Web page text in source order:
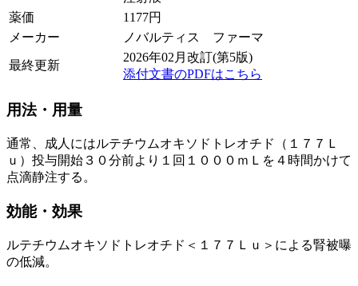
薬価
1177円
メーカー
ノバルティス ファーマ
最終更新
2026年02月改訂(第5版)
添付文書のPDFはこちら
用法・用量
通常、成人にはルテチウムオキソドトレオチド（１７７Ｌ
ｕ）投与開始３０分前より１回１０００ｍＬを４時間かけて
点滴静注する。
効能・効果
ルテチウムオキソドトレオチド＜１７７Ｌｕ＞による腎被曝
の低減。